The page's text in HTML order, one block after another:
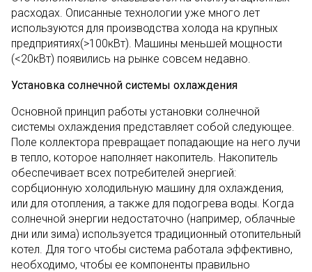
расходах. Описанные технологии уже много лет
используются для производства холода на крупных
предприятиях(>100кВт). Машины меньшей мощности
(<20кВт) появились на рынке совсем недавно.
Установка солнечной системы охлаждения
Основной принцип работы установки солнечной
системы охлаждения представляет собой следующее.
Поле коллектора превращает попадающие на него лучи
в тепло, которое наполняет накопитель. Накопитель
обеспечивает всех потребителей энергией:
сорбционную холодильную машину для охлаждения,
или для отопления, а также для подогрева воды. Когда
солнечной энергии недостаточно (например, облачные
дни или зима) используется традиционный отопительный
котел. Для того чтобы система работала эффективно,
необходимо, чтобы ее компоненты правильно